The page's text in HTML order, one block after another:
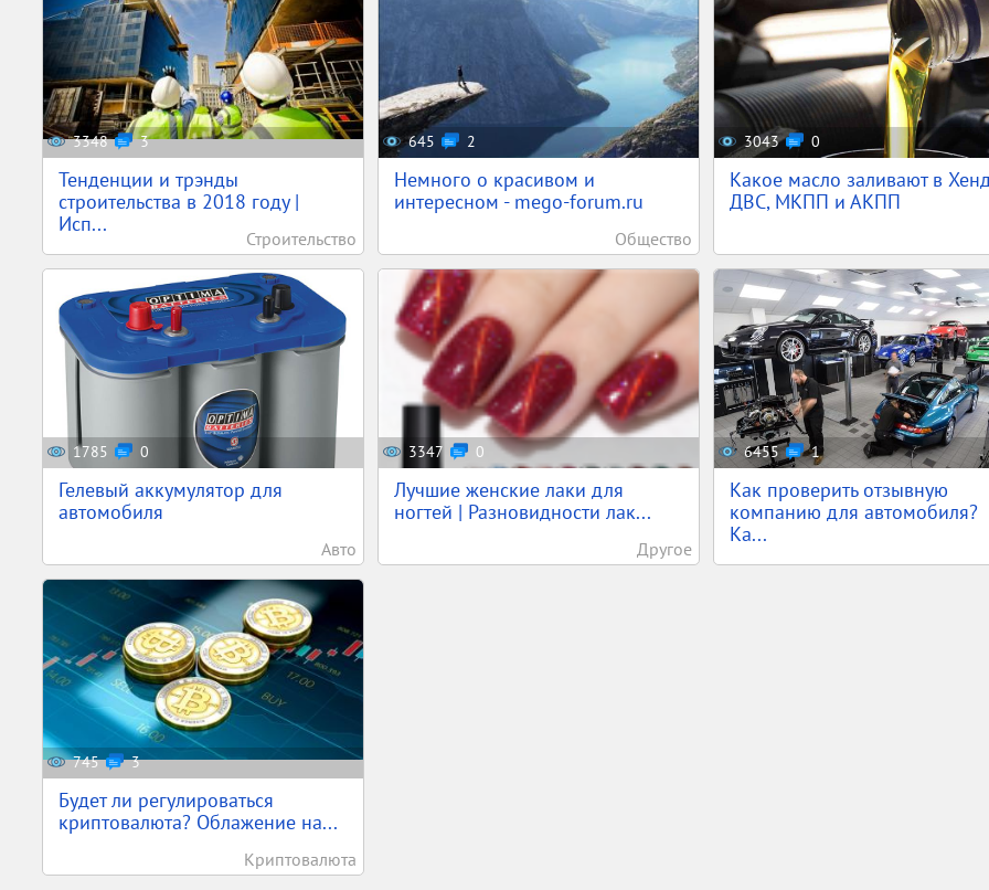
3348 3
Тенденции и трэнды
строительства в 2018 году |
Исп...
Строительство
645 2
Немного о красивом и
интересном - mego-forum.ru
Общество
3043 0
Какое масло заливают в
ДВС, МКПП и АКПП
1785 0
Гелевый аккумулятор для
автомобиля
Авто
3347 0
Лучшие женские лаки для
ногтей | Разновидности лак...
Другое
6455 1
Как проверить отзывную
компанию для автомобиля?
Ка...
745 3
Будет ли регулироваться
криптовалюта? Облажение на...
Криптовалюта